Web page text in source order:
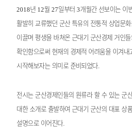
2018년 12월27일부터3개월간 선보이는 이
활발히 교류했던 군산 특유의 전통적 상업문
이끌며 평생을 바쳐온 근대기 군산경제 거인
확인함으로써 현재의 경제적 어려움을 이겨내
시작해보자는 의미로 준비되었다.
전시는 군산경제인들의 원류라 할 수 있는 군
대한 소개로 출발하여 근대기 군산의 대표 상
설명으로 이어진다.